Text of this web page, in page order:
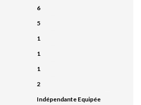
6
5
1
1
1
2
Indépendante Equipée